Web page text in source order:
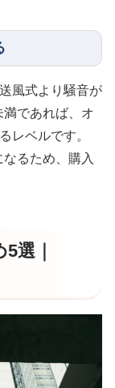
風式より騒音が
であれば、オ
レベルです。
るため、購入
選｜